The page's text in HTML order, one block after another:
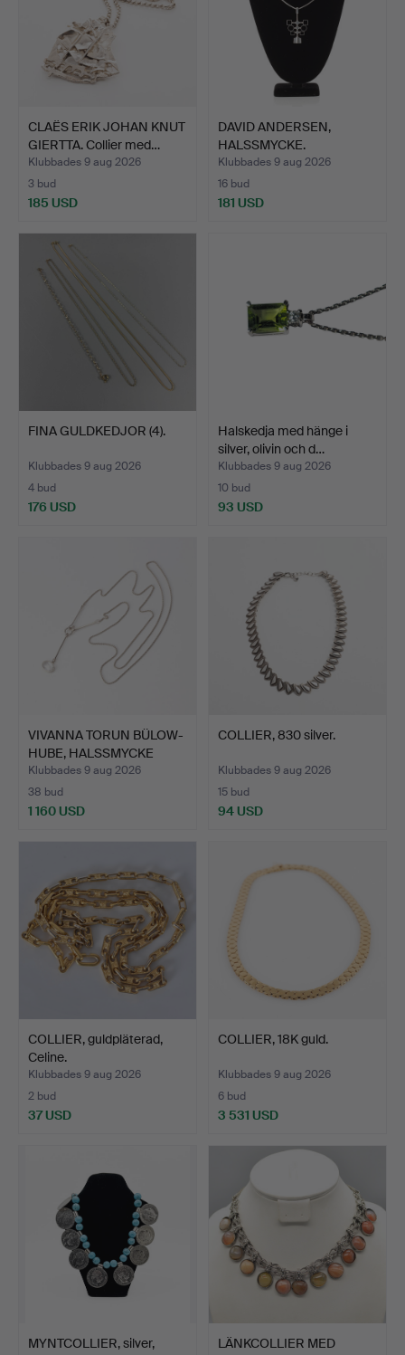
CLAËS ERIK JOHAN KNUT
GIERTTA. Collier med…
Klubbades 9 aug 2026
3 bud
185 USD
DAVID ANDERSEN,
HALSSMYCKE.
Sterlingsilver…
Klubbades 9 aug 2026
16 bud
181 USD
FINA GULDKEDJOR (4).
Klubbades 9 aug 2026
4 bud
176 USD
Halskedja med hänge i
silver, olivin och d…
Klubbades 9 aug 2026
10 bud
93 USD
VIVANNA TORUN BÜLOW-
HUBE, HALSSMYCKE
"SAVA…
Klubbades 9 aug 2026
38 bud
1 160 USD
COLLIER, 830 silver.
Klubbades 9 aug 2026
15 bud
94 USD
COLLIER, guldpläterad,
Celine.
Klubbades 9 aug 2026
2 bud
37 USD
COLLIER, 18K guld.
Klubbades 9 aug 2026
6 bud
3 531 USD
MYNTCOLLIER, silver,
LÄNKCOLLIER MED